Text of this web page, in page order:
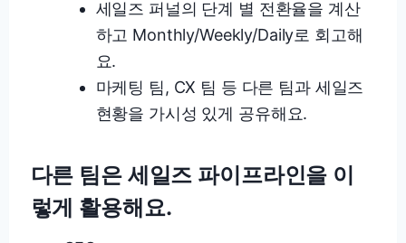
세일즈 퍼널의 단계 별 전환율을 계산
하고 Monthly/Weekly/Daily로 회고해
요.
마케팅 팀, CX 팀 등 다른 팀과 세일즈
현황을 가시성 있게 공유해요.
다른 팀은 세일즈 파이프라인을 이
렇게 활용해요.